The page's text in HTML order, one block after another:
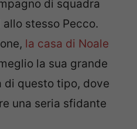
di squadra
allo stesso Pecco.
la casa di Noale
la sua grande
di questo tipo, dove
una seria sfidante